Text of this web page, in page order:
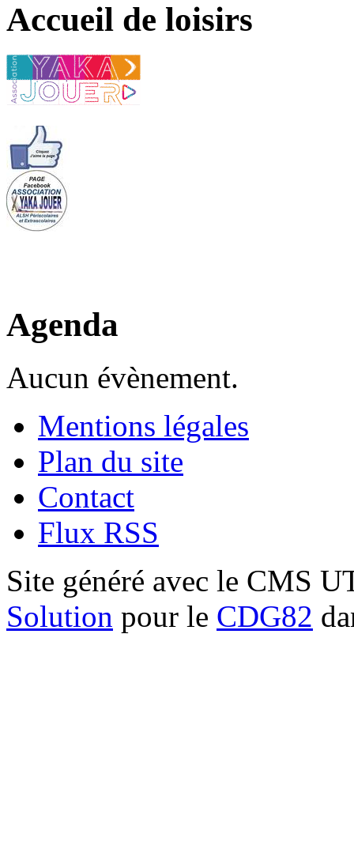
Accueil de loisirs
Agenda
Aucun évènement.
Mentions légales
Plan du site
Contact
Flux RSS
Site généré avec le CMS
Solution pour le CDG82